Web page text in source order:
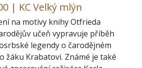
| KC Velký mlýn
na motivy knihy Otfrieda
učeň vypravuje příběh
legendy o čarodějném
žáku Krabatovi. Známé je také